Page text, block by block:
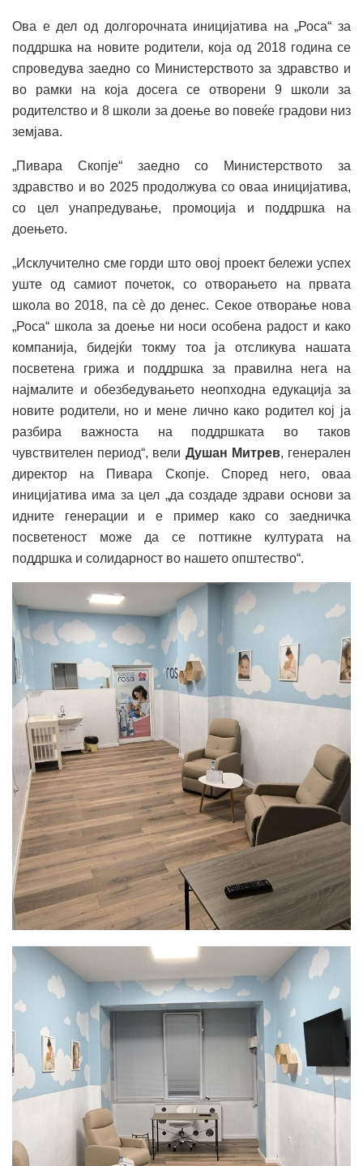
Ова е дел од долгорочната иницијатива на „Роса“ за
поддршка на новите родители, која од 2018 година се
спроведува заедно со Министерството за здравство и
во рамки на која досега се отворени 9 школи за
родителство и 8 школи за доење во повеќе градови низ
земјава.
„Пивара Скопје“ заедно со Министерството за
здравство и во 2025 продолжува со оваа иницијатива,
со цел унапредување, промоција и поддршка на
доењето.
„Исклучително сме горди што овој проект бележи успех
уште од самиот почеток, со отворањето на првата
школа во 2018, па сѐ до денес. Секое отворање нова
„Роса“ школа за доење ни носи особена радост и како
компанија, бидејќи токму тоа ја отсликува нашата
посветена грижа и поддршка за правилна нега на
најмалите и обезбедувањето неопходна едукација за
новите родители, но и мене лично како родител кој ја
разбира важноста на поддршката во таков
чувствителен период“, вели Душан Митрев, генерален
директор на Пивара Скопје. Според него, оваа
иницијатива има за цел „да создаде здрави основи за
идните генерации и е пример како со заедничка
посветеност може да се поттикне културата на
поддршка и солидарност во нашето општество“.